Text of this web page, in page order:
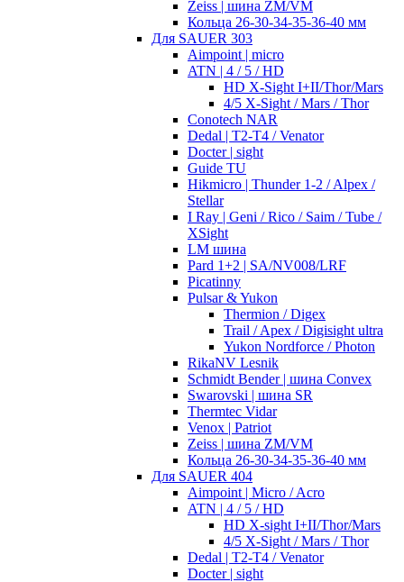
Zeiss | шина ZM/VM
Кольца 26-30-34-35-36-40 мм
Для SAUER 303
Aimpoint | micro
ATN | 4 / 5 / HD
HD X-Sight I+II/Thor/Mars
4/5 X-Sight / Mars / Thor
Conotech NAR
Dedal | T2-T4 / Venator
Docter | sight
Guide TU
Hikmicro | Thunder 1-2 / Alpex /
Stellar
I Ray | Geni / Rico / Saim / Tube /
XSight
LM шина
Pard 1+2 | SA/NV008/LRF
Picatinny
Pulsar & Yukon
Thermion / Digex
Trail / Apex / Digisight ultra
Yukon Nordforce / Photon
RikaNV Lesnik
Schmidt Bender | шина Convex
Swarovski | шина SR
Thermtec Vidar
Venox | Patriot
Zeiss | шина ZM/VM
Кольца 26-30-34-35-36-40 мм
Для SAUER 404
Aimpoint | Micro / Acro
ATN | 4 / 5 / HD
HD X-sight I+II/Thor/Mars
4/5 X-Sight / Mars / Thor
Dedal | T2-T4 / Venator
Docter | sight